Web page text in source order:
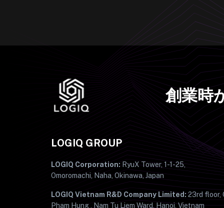
創業時
LOGIQ GROUP
LOGIQ Corporation: RyuX Tower, 1-1-25,
Omoromachi, Naha, Okinawa, Japan
LOGIQ Vietnam R&D Company Limited: 23rd floor,
Pham Hung , Nam Tu Liem Ward, Hanoi, Vietnam